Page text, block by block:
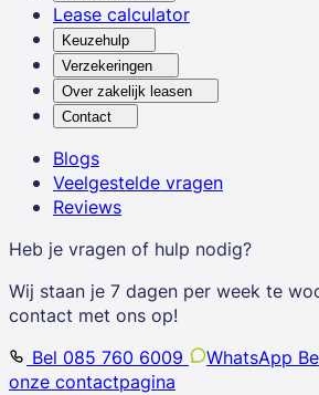
Lease calculator
Keuzehulp
Verzekeringen
Over zakelijk leasen
Contact
Blogs
Veelgestelde vragen
Reviews
Heb je vragen of hulp nodig?
Wij staan je 7 dagen per week te
contact met ons op!
Bel 085 760 6009
WhatsApp
onze contactpagina